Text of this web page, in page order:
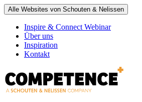
Alle Websites von Schouten & Nelissen
Inspire & Connect Webinar
Über uns
Inspiration
Kontakt